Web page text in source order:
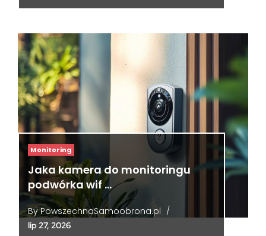
Monitoring
Jaka kamera do monitoringu
podwórka wif …
ByPowszechnaSamoobrona.pl /
lip 27, 2026